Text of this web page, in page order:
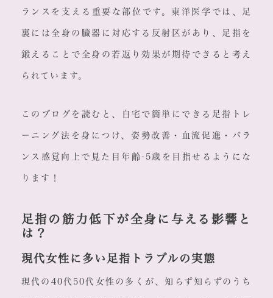
ランスを支える重要な部位です。東洋医学では、足
裏には全身の臓器に対応する反射区があり、足指を
鍛えることで全身の若返り効果が期待できると考え
られています。
このブログを読むと、自宅で簡単にできる足指トレ
ーニング法を身につけ、姿勢改善・血流促進・バラ
ンス感覚向上で見た目年齢-5歳を目指せるようにな
ります！
足指の筋力低下が全身に与える影響と
は？
現代女性に多い足指トラブルの実態
現代の40代50代女性の多くが、知らず知らずのうち